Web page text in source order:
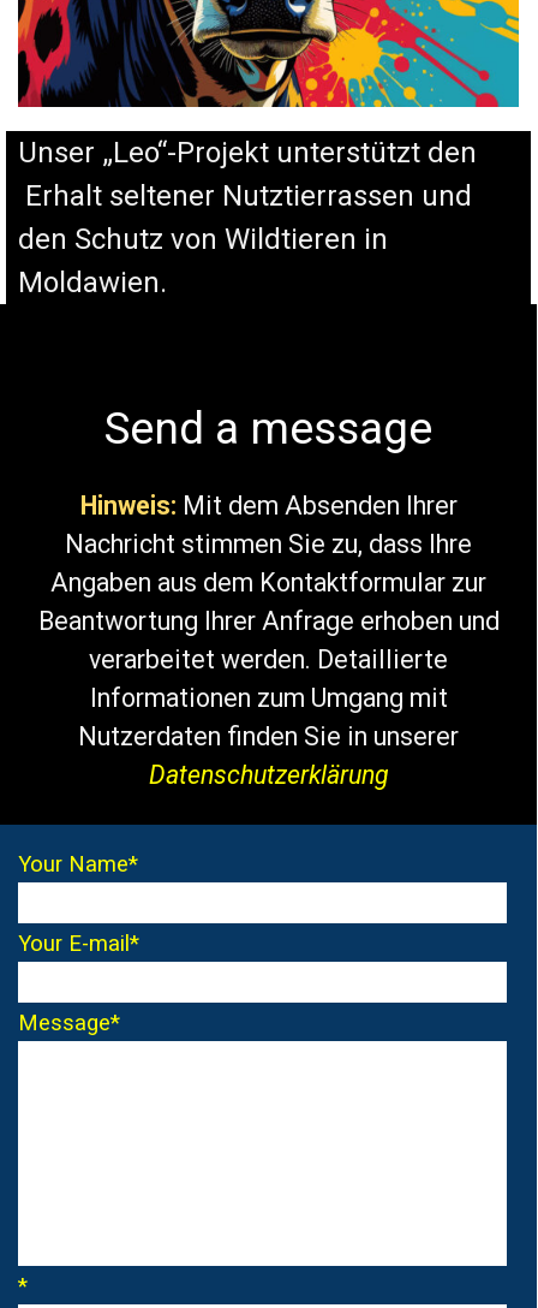
Unser „Leo“-Projekt unterstützt den
Erhalt seltener Nutztierrassen und
den Schutz von Wildtieren in
Moldawien.
Send a message
Hinweis: Mit dem Absenden Ihrer
Nachricht stimmen Sie zu, dass Ihre
Angaben aus dem Kontaktformular zur
Beantwortung Ihrer Anfrage erhoben und
verarbeitet werden. Detaillierte
Informationen zum Umgang mit
Nutzerdaten finden Sie in unserer
Datenschutzerklärung
Your Name*
Your E-mail *
Message*
*